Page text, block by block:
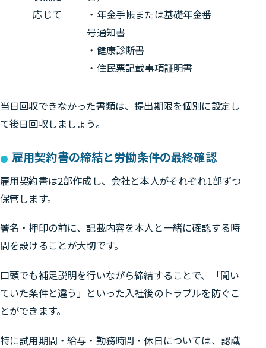
応じて
・年金手帳または基礎年金番
号通知書
・健康診断書
・住民票記載事項証明書
当日回収できなかった書類は、提出期限を個別に設定し
て後日回収しましょう。
雇用契約書の締結と労働条件の最終確認
雇用契約書は2部作成し、 会社と本人がそれぞれ1部ずつ
保管します。
署名・押印の前に、記載内容を本人と一緒に確認する時
間を設けることが大切です。
口頭でも補足説明を行いながら締結することで、「聞い
ていた条件と違う」といった入社後のトラブルを防ぐこ
とができます。
特に試用期間・給与・勤務時間・休日については、認識